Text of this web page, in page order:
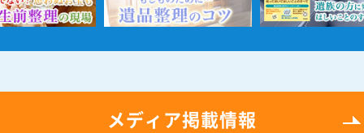
メディア掲載情報